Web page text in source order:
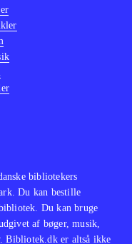
bibliotekers
Du kan bestille
Du kan bruge
af bøger, musik,
Bibliotek.dk er altså ikke